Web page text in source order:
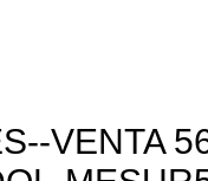
VENTA